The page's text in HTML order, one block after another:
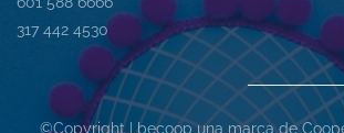
317 442 4530
©Copyright | becoop una marca de